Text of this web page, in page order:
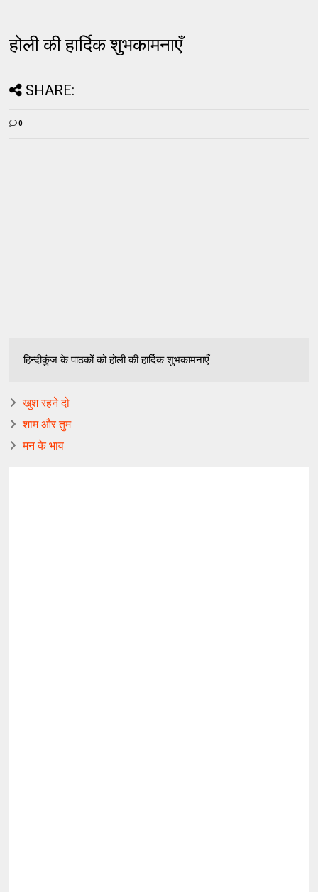
होली की हार्दिक शुभकामनाएँ
SHARE:
0
हिन्दीकुंज के पाठकों को होली की हार्दिक शुभकामनाएँ
खुश रहने दो
शाम और तुम
मन के भाव